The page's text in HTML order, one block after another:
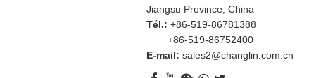
Jiangsu Province, China
Tél.: +86-519-86781388
+86-519-86752400
E-mail:sales2@changlin.com.cn